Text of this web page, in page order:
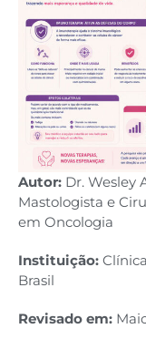
Autor: Dr. Wesley
Mastologista e
em Oncologia
Instituição:
Brasil
Revisado em: